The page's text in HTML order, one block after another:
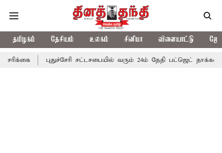
தமிழகம் தேசியம் உலகம் சினிமா விளையாட்டு
புதுச்சேரி சட்டசபையில் வரும் 24ம் தேதி பட்ஜெட் தாக்கல் செய்கிறார்